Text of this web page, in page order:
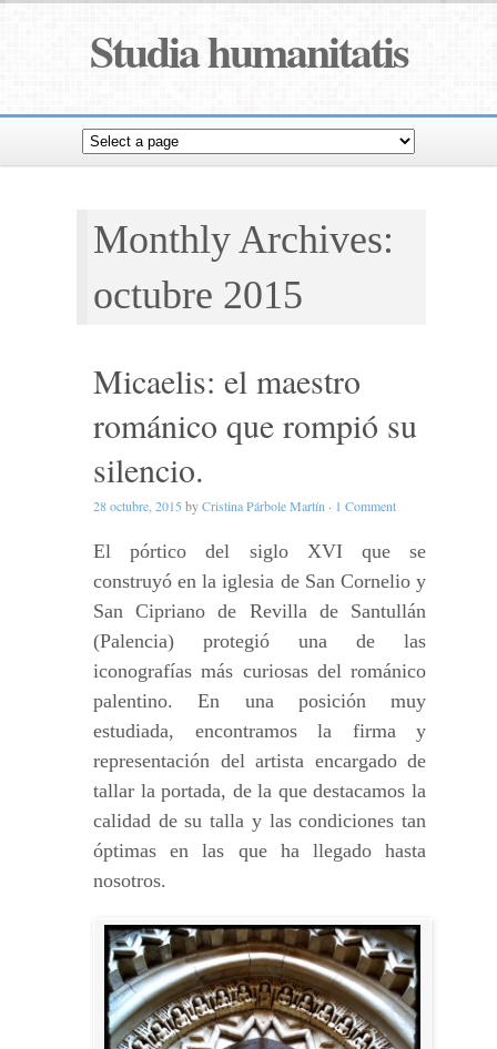
Studia humanitatis
Monthly Archives:
octubre 2015
Micaelis: el maestro
románico que rompió su
silencio.
28 octubre, 2015 byCristina Párbole Martín · 1 Comment
El pórtico del siglo XVI que se
construyó en la iglesia de San Cornelio y
San Cipriano de Revilla de Santullán
(Palencia) protegió una de las
iconografías más curiosas del románico
palentino. En una posición muy
estudiada, encontramos la firma y
representación del artista encargado de
tallar la portada, de la que destacamos la
calidad de su talla y las condiciones tan
óptimas en las que ha llegado hasta
nosotros.